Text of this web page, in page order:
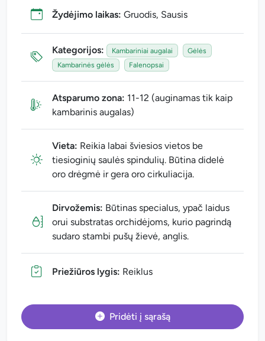
Žydėjimo laikas: Gruodis, Sausis
Kategorijos: Kambariniai augalai
Gėlės
Kambarinės gėlės
Falenopsai
Atsparumo zona: 11-12 (auginamas tik kaip
kambarinis augalas)
Vieta: Reikia labai šviesios vietos be
tiesioginių saulės spindulių. Būtina didelė
oro drėgmė ir gera oro cirkuliacija.
Dirvožemis: Būtinas specialus, ypač laidus
orui substratas orchidėjoms, kurio pagrindą
sudaro stambi pušų žievė, anglis.
Priežiūros lygis: Reiklus
Pridėti į sąrašą